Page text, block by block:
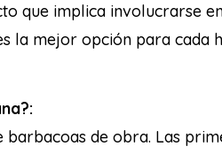
que implica involucrarse
la mejor opción para cada
de obra. Las